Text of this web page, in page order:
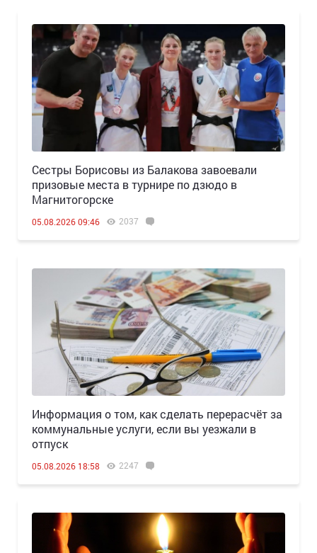
Сестры Борисовы из Балакова завоевали
призовые места в турнире по дзюдо в
Магнитогорске
05.08.2026 09:46 2037
Информация о том, как сделать перерасчёт за
коммунальные услуги, если вы уезжали в
отпуск
05.08.2026 18:58 2247